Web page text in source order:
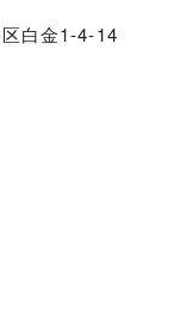
白金1-4-14